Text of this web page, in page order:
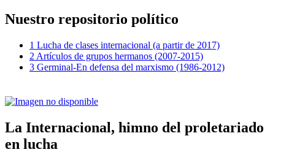
Nuestro repositorio político
1 Lucha de clases internacional (a partir de 2017)
2 Artículos de grupos hermanos (2007-2015)
3 Germinal-En defensa del marxismo (1986-2012)
La Internacional, himno del proletariado
en lucha